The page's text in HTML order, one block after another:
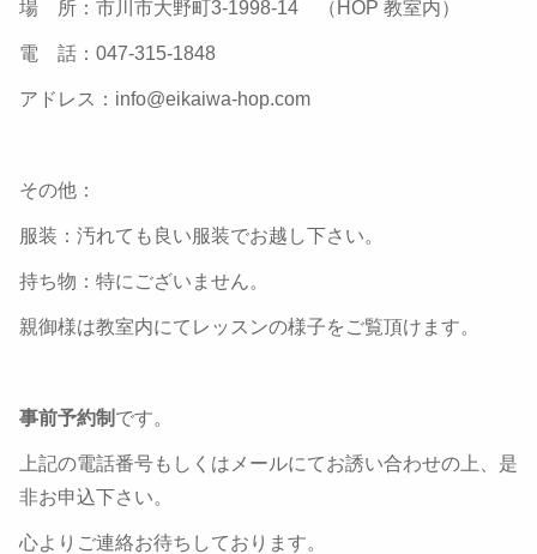
場 所：市川市大野町3-1998-14 （HOP 教室内）
電 話：047-315-1848
アドレス：info@eikaiwa-hop.com
その他：
服装：汚れても良い服装でお越し下さい。
持ち物：特にございません。
親御様は教室内にてレッスンの様子をご覧頂けます。
事前予約制 です。
上記の電話番号もしくはメールにてお誘い合わせの上、是
非お申込下さい。
心よりご連絡お待ちしております。